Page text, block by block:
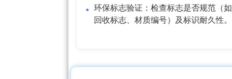
环保标志验证：检查标志是否规范（如
回收标志、材质编号）及标识耐久性。